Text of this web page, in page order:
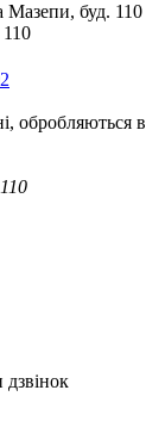
Мазепи, буд. 110
обробляються в